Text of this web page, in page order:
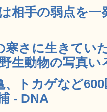
相手の弱点を
寒さに生きてい
生動物の写真い
トカゲなど
- DNA